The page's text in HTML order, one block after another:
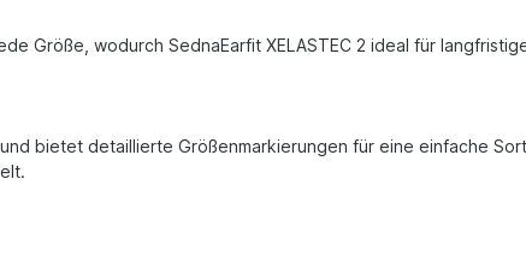
Größe, wodurch SednaEarfit XELASTEC 2 ideal für
bietet detaillierte Größenmarkierungen für eine einfache